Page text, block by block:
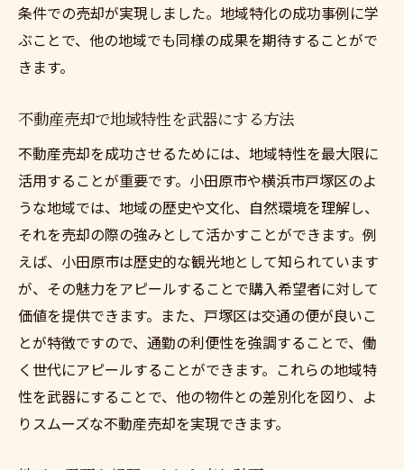
条件での売却が実現しました。地域特化の成功事例に学
ぶことで、他の地域でも同様の成果を期待することがで
きます。
不動産売却で地域特性を武器にする方法
不動産売却を成功させるためには、地域特性を最大限に
活用することが重要です。小田原市や横浜市戸塚区のよ
うな地域では、地域の歴史や文化、自然環境を理解し、
それを売却の際の強みとして活かすことができます。例
えば、小田原市は歴史的な観光地として知られています
が、その魅力をアピールすることで購入希望者に対して
価値を提供できます。また、戸塚区は交通の便が良いこ
とが特徴ですので、通勤の利便性を強調することで、働
く世代にアピールすることができます。これらの地域特
性を武器にすることで、他の物件との差別化を図り、よ
りスムーズな不動産売却を実現できます。